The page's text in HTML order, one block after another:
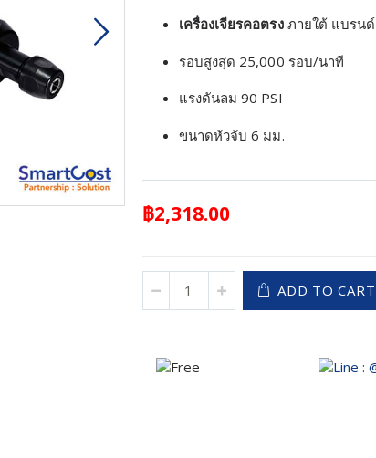
เครื่องเจียรคอตรงภายใต้ แบรนด์
รอบสูงสุด 25,000 รอบ/นาที
แรงดันลม 90 PSI
ขนาดหัวจับ 6 มม.
฿2,318.00
ADD TO CART